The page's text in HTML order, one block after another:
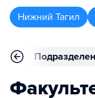
Нижний Тагил